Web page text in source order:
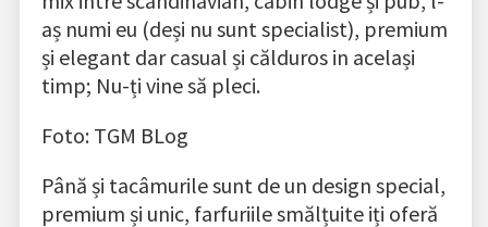
aș numi eu (deși nu sunt specialist), premium
și elegant dar casual și călduros in același
timp; Nu-ți vine să pleci.
Foto: TGM BLog
Până și tacâmurile sunt de un design special,
premium și unic, farfuriile smălțuite iți oferă